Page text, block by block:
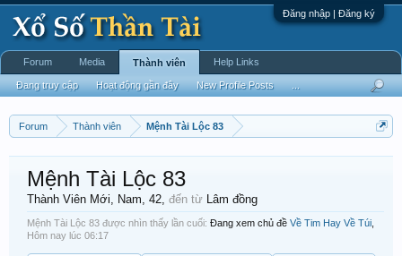
Đăng nhập | Đăng ký
Forum Thành viên Mệnh Tài Lộc 83
Mệnh Tài Lộc 83
Thành Viên Mới, Nam, 42, đến từ Lâm đồng
Mệnh Tài Lộc 83 được nhìn thấy lần cuối: Đang xem chủ đề Về Tim Hay Về Túi
Hôm nay lúc 06:17
Forum Media Thành viên
Đang truy cập Hoạt động gần đây New Profile Posts
Help Links